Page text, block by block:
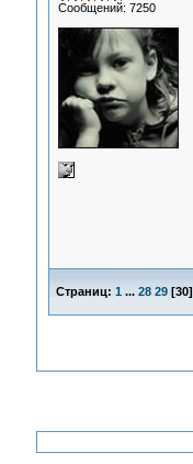
Сообщений: 7250
Страниц: 1 ... 28 29[30]